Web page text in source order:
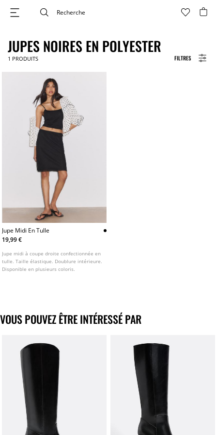
FILTRES
JUPES NOIRES EN POLYESTER
1 PRODUITS
Jupe Midi En Tulle
19,99 €
Jupe midi à coupe droite confectionnée en
tulle. Taille élastique. Doublure intérieure.
Disponible en plusieurs coloris.
VOUS POUVEZ ÊTRE INTÉRESSÉ PAR